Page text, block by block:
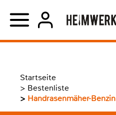
Startseite
> Bestenliste
> Handrasenmäher-Benzin